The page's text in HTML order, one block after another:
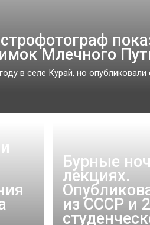
Млечного
в селе Курай, но опубликовали
Бурные
лекциях.
из СССР и